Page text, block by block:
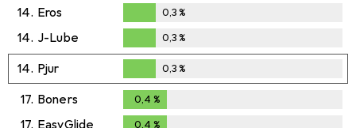
14. Eros
0,3%
0,3%
14. J-Lube
0,3%
0,3%
14. Pjur
0,3%
0,3%
17. Boners 0,4 %
0,4 %